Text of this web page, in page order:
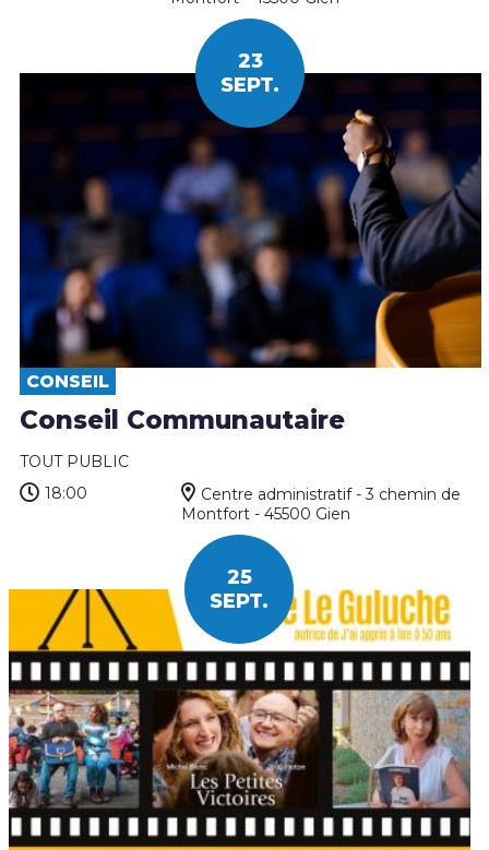
23
SEPT.
CONSEIL
Conseil Communautaire
TOUT PUBLIC
18:00
Centre administratif - 3 chemin de
Montfort - 45500 Gien
25
SEPT.